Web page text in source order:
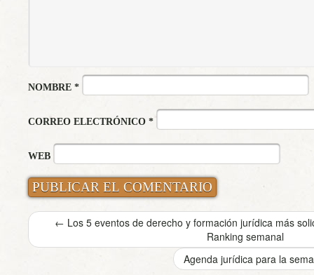
NOMBRE *
CORREO ELECTRÓNICO *
WEB
← Los 5 eventos de derecho y formación jurídica más
Ranking semanal
Agenda jurídica para la